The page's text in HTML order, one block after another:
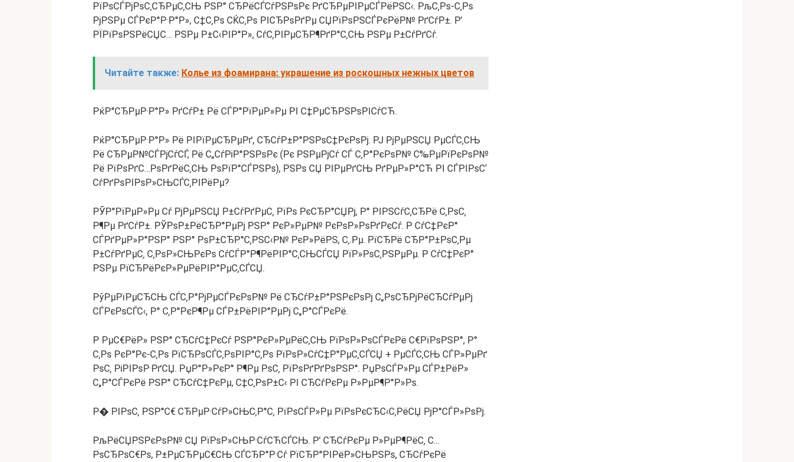
РїРѕСЃРјРѕС‚СЂРµС‚СЊ РЅР° СЂРёСЃСѓРЅРѕРє РґСЂРµРІРµСЃРёРЅС‹. РљС‚Рѕ-С‚Рѕ
РјРЅРµ СЃРєР°Р·Р°Р», С‡С‚Рѕ СЌС‚Рѕ РІСЂРѕРґРµ СЏРїРѕРЅСЃРєРёР№ РґСѓР±. Р’
РЇРїРѕРЅРёСЏС… РЅРµ Р±С‹РІР°Р», СѓС‚РІРµСЂР¶РґР°С‚СЊ РЅРµ Р±СѓРґСѓ.
Читайте также: Колье из фоамирана: украшение из роскошных нежных цветов
РќР°СЂРµР·Р°Р» РґСѓР± Рё СЃР°РїРµР»Рµ РІ С‡РµСЂРЅРѕРІСѓСЋ.
РќР°СЂРµР·Р°Р» Рё РІРїРµСЂРµРґ, СЂСѓР±Р°РЅРѕС‡РєРѕРј. РЈ РјРµРЅСЏ РµСЃС‚СЊ
Рё СЂРµР№СЃРјСѓСЃ, Рё С„СѓРіР°РЅРѕРє (Рє РЅРµРјСѓ СЃ С‚Р°РєРѕР№ С‰РµРїРєРѕР№
Рё РїРѕРґС…РѕРґРёС‚СЊ РѕРїР°СЃРЅРѕ), РЅРѕ СЏ РІРµРґСЊ РґРµР»Р°СЋ РІ СЃРІРѕС‘
СѓРґРѕРІРѕР»СЊСЃС‚РІРёРµ?
РЎР°РїРµР»Рµ Сѓ РјРµРЅСЏ Р±СѓРґРµС‚ РїРѕ РєСЂР°СЏРј, Р° РІРЅСѓС‚СЂРё С‚РѕС‚
Р¶Рµ РґСѓР±. РЎРѕР±РёСЂР°РµРј РЅР° РєР»РµР№ РєРѕР»РѕРґРєСѓ. Р СѓС‡РєР°
СЃРґРµР»Р°РЅР° РЅР° РѕР±СЂР°С‚РЅС‹Р№ РєР»РёРЅ, С‚.Рµ. РїСЂРё СЂР°Р±РѕС‚Рµ
Р±СѓРґРµС‚ С‚РѕР»СЊРєРѕ СѓСЃР°Р¶РёРІР°С‚СЊСЃСЏ РїР»РѕС‚РЅРµРµ. Р СѓС‡РєР°
РЅРµ РїСЂРёРєР»РµРёРІР°РµС‚СЃСЏ.
РўРµРїРµСЂСЊ СЃС‚Р°РјРµСЃРєРѕР№ Рё СЂСѓР±Р°РЅРєРѕРј С„РѕСЂРјРёСЂСѓРµРј
СЃРєРѕСЃС‹, Р° С‚Р°РєР¶Рµ СЃР±РёРІР°РµРј С„Р°СЃРєРё.
Р РµС€РёР» РЅР° СЂСѓС‡РєСѓ РЅР°РєР»РµРёС‚СЊ РїРѕР»РѕСЃРєРё С€РїРѕРЅР°, Р°
С‚Рѕ РєР°Рє-С‚Рѕ РїСЂРѕСЃС‚РѕРІР°С‚Рѕ РїРѕР»СѓС‡Р°РµС‚СЃСЏ + РµСЃС‚СЊ СЃР»РµРґ
РѕС‚ РіРІРѕР·РґСЏ. РџР°Р»РєР° Р¶Рµ РѕС‚ РїРѕРґРґРѕРЅР°. РџРѕСЃР»Рµ СЃР±РёР»
С„Р°СЃРєРё РЅР° СЂСѓС‡РєРµ, С‡С‚РѕР±С‹ РІ СЂСѓРєРµ Р»РµР¶Р°Р»Рѕ.
Р� РІРѕС‚ РЅР°С€ СЂРµР·СѓР»СЊС‚Р°С‚ РїРѕСЃР»Рµ РїРѕРєСЂС‹С‚РёСЏ РјР°СЃР»РѕРј.
РљРёСЏРЅРєРѕР№ СЏ РїРѕР»СЊР·СѓСЋСЃСЊ. Р’ СЂСѓРєРµ Р»РµР¶РёС‚ С…
РѕСЂРѕС€Рѕ, Р±РµСЂРµС€СЊ СЃСЂР°Р·Сѓ РїСЂР°РІРёР»СЊРЅРѕ, СЂСѓРєРё